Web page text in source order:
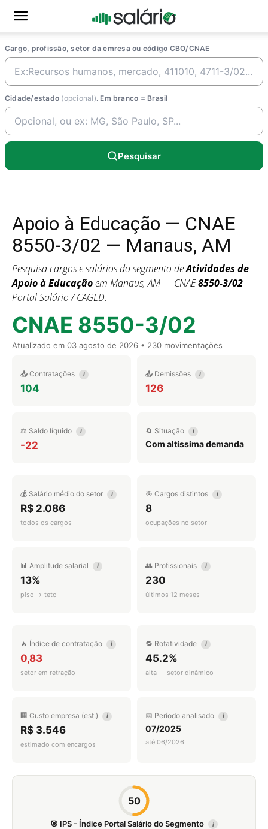
Cargo, profissão, setor da emresa ou código CBO/CNAE
Cidade/estado (opcional). Em branco = Brasil
Pesquisar
Apoio à Educação — CNAE
8550-3/02 — Manaus, AM
Pesquisa cargos e salários do segmento deAtividades de
Apoio à Educaçãoem Manaus, AM — CNAE8550-3/02—
Portal Salário / CAGED.
CNAE 8550-3/02
Atualizado em 03 agosto de 2026 • 230 movimentações
📥 Contratações i
104
📤 Demissões i
126
⚖️ Saldo líquido i
-22
🔄 Situação i
Com altíssima demanda
💰 Salário médio do setor i
R$ 2.086
todos os cargos
🎯 Cargos distintos i
8
ocupações no setor
📊 Amplitude salarial i
13%
piso → teto
👥 Profissionais i
230
últimos 12 meses
🔥 Índice de contratação i
0,83
setor em retração
🔁 Rotatividade i
45.2%
alta — setor dinâmico
🏢 Custo empresa (est.) i
R$ 3.546
estimado com encargos
📅 Período analisado i
07/2025
até 06/2026
50
🎯 IPS - Índice Portal Salário do Segmento i